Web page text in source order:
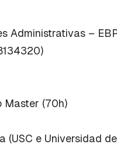
Administrativas –
Master (70h)
(USC e Universidad